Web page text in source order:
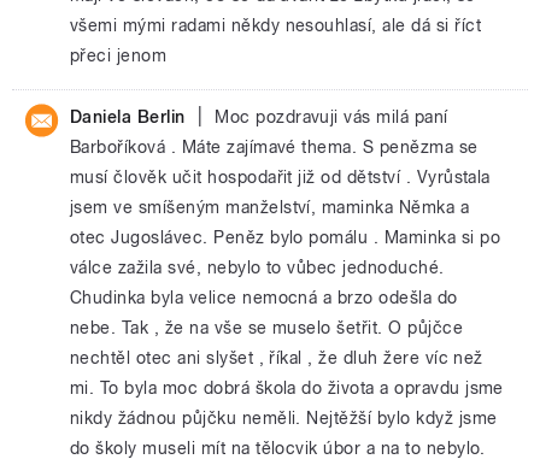
všemi mými radami někdy nesouhlasí, ale dá si říct
přeci jenom
Daniela Berlin
Moc pozdravuji vás milá paní
Barboříková . Máte zajímavé thema. S penězma se
musí člověk učit hospodařit již od dětství . Vyrůstala
jsem ve smíšeným manželství, maminka Němka a
otec Jugoslávec. Peněz bylo pomálu . Maminka si po
válce zažila své, nebylo to vůbec jednoduché.
Chudinka byla velice nemocná a brzo odešla do
nebe. Tak , že na vše se muselo šetřit. O půjčce
nechtěl otec ani slyšet , říkal , že dluh žere víc než
mi. To byla moc dobrá škola do života a opravdu jsme
nikdy žádnou půjčku neměli. Nejtěžší bylo když jsme
do školy museli mít na tělocvik úbor a na to nebylo.